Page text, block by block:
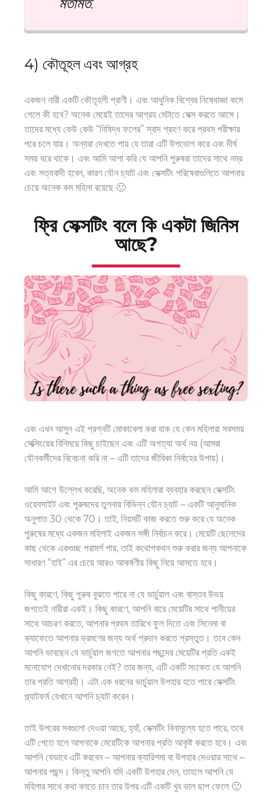
4) কৌতূহল এবং আগ্রহ
একজন নারী একটি কৌতূহলী প্রাণী। এবং আধুনিক বিশ্বের নিষেধাজ্ঞা কমে
গেলে কী হবে? অনেক মেয়েই তাদের আগ্রহ মেটাতে সেক্স করতে আসে।
তাদের মধ্যে কেউ কেউ “নিষিদ্ধ ফলের” স্বাদ গ্রহণ করে প্রথম পরীক্ষার
পরে চলে যায়। অন্যরা দেখতে পায় যে তারা এটি উপভোগ করে এবং দীর্ঘ
সময় ধরে থাকে। এবং আমি আশা করি যে আপনি পুরুষরা তাদের সাথে নম্র
এবং সত্যবাদী হবেন, কারণ যৌন চ্যাট এবং সেক্সটিং পরিষেবাগুলিতে আপনার
চেয়ে অনেক কম মহিলা রয়েছে 🙂
ফ্রি সেক্সটিং বলে কি একটা জিনিস
আছে?
এবং এখন আসুন এই প্রশ্নটি মোকাবেলা করা যাক যে কেন মহিলারা সবসময়
সেক্সিংয়ের বিনিময়ে কিছু চাইছেন এবং এটি অগত্যা অর্থ নয় (আমরা
যৌনকর্মীদের বিবেচনা করি না – এটি তাদের জীবিকা নির্বাহের উপায়)।
আমি আগে উল্লেখ করেছি, অনেক কম মহিলারা ব্যবহার করছেন সেক্সটিং
ওয়েবসাইটএবং পুরুষদের তুলনায় বিভিন্ন যৌন চ্যাট – একটি আনুমানিক
অনুপাত 30 থেকে 70। তাই, নিয়মটি কাজ করতে শুরু করে যে অনেক
পুরুষের মধ্যে একজন মহিলাই একজন সঙ্গী নির্বাচন করে। মেয়েটি ছেলেদের
কাছ থেকে একগুচ্ছ পরামর্শ পায়, তাই কথোপকথন শুরু করার জন্য আপনাকে
সাধারণ “হাই” এর চেয়ে আরও আকর্ষণীয় কিছু নিয়ে আসতে হবে।
কিছু কারণে, কিছু পুরুষ বুঝতে পারে না যে ভার্চুয়াল এবং বাস্তব উভয়
জগতেই নারীরা একই। কিছু কারণে, আপনি বারে মেয়েটির সাথে পানীয়ের
সাথে আচরণ করতে, আপনার প্রথম তারিখে ফুল দিতে এবং সিনেমা বা
ক্যাফেতে আপনার ভ্রমণের জন্য অর্থ প্রদান করতে প্রস্তুত। তবে কেন
আপনি ভাবছেন যে ভার্চুয়াল জগতে আপনার পছন্দের মেয়েটির প্রতি একই
মনোযোগ দেখানোর দরকার নেই? তার জন্য, এটি একটি সংকেত যে আপনি
তার প্রতি আগ্রহী। এটা এক ধরনের ভার্চুয়াল উপহার হতে পারেসেক্সটিং
প্ল্যাটফর্মযেখানে আপনি চ্যাট করেন।
তাই উপরের সবগুলো দেওয়া আছে, হ্যাঁ, সেক্সটিং বিনামূল্যে হতে পারে, তবে
এটি পেতে হলে আপনাকে মেয়েটিকে আপনার প্রতি আকৃষ্ট করতে হবে। এবং
আপনি যেভাবে এটি করবেন – আপনার ক্যারিশমা বা উপহার দেওয়ার সাথে –
আপনার পছন্দ। কিন্তু আপনি যদি একটি উপহার দেন, তাহলে আপনি যে
মহিলার সাথে কথা বলতে চান তার উপর এটি একটি খুব ভাল ছাপ ফেলে 🙂